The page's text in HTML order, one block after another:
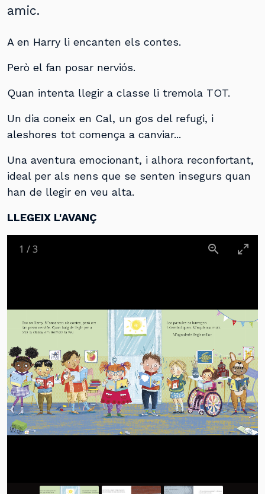
amic.
A en Harry li encanten els contes.
Però el fan posar nerviós.
Quan intenta llegir a classe li tremola TOT.
Un dia coneix en Cal, un gos del refugi, i
aleshores tot comença a canviar...
Una aventura emocionant, i alhora reconfortant,
ideal per als nens que se senten insegurs quan
han de llegir en veu alta.
LLEGEIX L'AVANÇ
1 /3